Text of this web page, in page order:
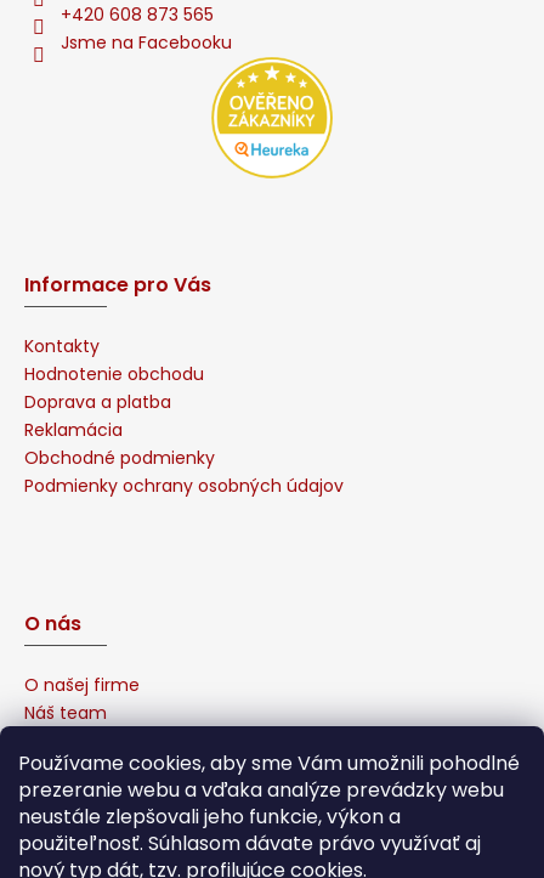
Používame cookies, aby sme Vám umožnili pohodlné
prezeranie webu a vďaka analýze prevádzky webu
neustále zlepšovali jeho funkcie, výkon a
použiteľnosť. Súhlasom dávate právo využívať aj
nový typ dát, tzv. profilujúce cookies.
+420 608 873 565
Jsme na Facebooku
Informace pro Vás
Kontakty
Hodnotenie obchodu
Doprava a platba
Reklamácia
Obchodné podmienky
Podmienky ochrany osobných údajov
O nás
O našej firme
Náš team
Naša garancia
Sponzorujeme
Affiliate program